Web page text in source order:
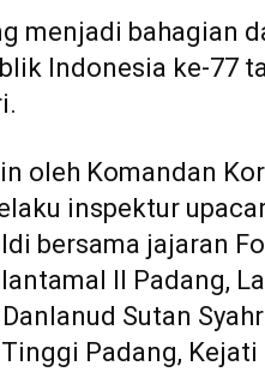
menjadi bahagian
Indonesia ke-77
oleh Komandan
inspektur
bersama jajaran
II Padang,
Sutan
Padang, Kejati